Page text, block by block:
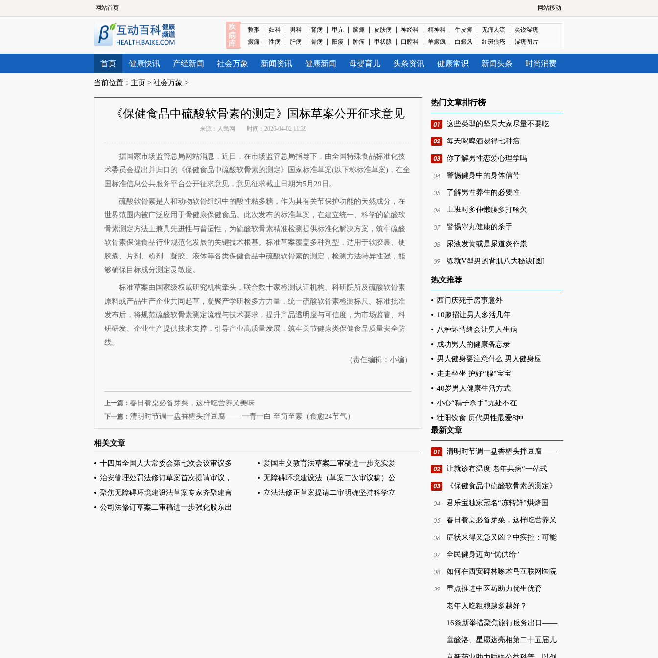
网站首页 网站移动
整形 | 妇科 | 男科 | 肾病 | 甲亢 | 脑瘫 | 皮肤病 | 神经科 | 精神科 | 牛皮癣 | 无痛人流 |
尖锐湿疣
癫痫
| 性病 | 肝病 | 骨病 | 阳痿 | 肿瘤 | 甲状腺 | 口腔科 | 羊癫疯 | 白癜风 | 红斑狼疮 | 湿疣图片
首页 健康快讯 产经新闻 社会万象 新闻资讯 健康新闻 母婴育儿 头条资讯 健康常识 新闻头条 时尚消费
当前位置： 主页 > 社会万象 >
《保健食品中硫酸软骨素的测定》国标草案公开征求意见
来源： 人民网 时间：2026-04-02 11:39
据国家市场监管总局网站消息，近日，在市场监管总局指导下，由全国特殊食品标准化技
术委员会提出并归口的《保健食品中硫酸软骨素的测定》国家标准草案(以下称标准草案)，在全
国标准信息公共服务平台公开征求意见，意见征求截止日期为5月29日。
硫酸软骨素是人和动物软骨组织中的酸性粘多糖，作为具有关节保护功能的天然成分，在
世界范围内被广泛应用于骨健康保健食品。此次发布的标准草案，在建立统一、科学的硫酸软
骨素测定方法上兼具先进性与普适性，为硫酸软骨素精准检测提供标准化解决方案，筑牢硫酸
软骨素保健食品行业规范化发展的关键技术根基。标准草案覆盖多种剂型，适用于软胶囊、硬
胶囊、片剂、粉剂、凝胶、液体等各类保健食品中硫酸软骨素的测定，检测方法特异性强，能
够确保目标成分测定灵敏度。
标准草案由国家级权威研究机构牵头，联合数十家检测认证机构、科研院所及硫酸软骨素
原料或产品生产企业共同起草，凝聚产学研检多方力量，统一硫酸软骨素检测标尺。标准批准
发布后，将规范硫酸软骨素测定流程与技术要求，提升产品透明度与可信度，为市场监管、科
研研发、企业生产提供技术支撑，引导产业高质量发展，筑牢关节健康类保健食品质量安全防
线。
（责任编辑：小编）
上一篇： 春日餐桌必备芽菜，这样吃营养又美味
下一篇： 清明时节调一盘香椿头拌豆腐—— 一青一白 至简至素（食愈24节气）
相关文章
十四届全国人大常委会第七次会议审议多
爱国主义教育法草案二审稿进一步充实爱
治安管理处罚法修订草案首次提请审议，
无障碍环境建设法（草案二次审议稿）公
聚焦无障碍环境建设法草案专家齐聚建言
立法法修正草案提请二审明确坚持科学立
公司法修订草案二审稿进一步强化股东出
热门文章排行榜
这些类型的坚果大家尽量不要吃
每天喝啤酒易得七种癌
你了解男性恋爱心理学吗
警惕健身中的身体信号
了解男性养生的必要性
上班时多伸懒腰多打哈欠
警惕睾丸健康的杀手
尿液发黄或是尿道炎作祟
练就V型男的背肌八大秘诀[图]
热文推荐
西门庆死于房事意外
10趣招让男人多活几年
八种坏情绪会让男人生病
成功男人的健康备忘录
男人健身要注意什么 男人健身应
走走坐坐 护好“腺”宝宝
40岁男人健康生活方式
小心“精子杀手”无处不在
壮阳饮食 历代男性最爱8种
最新文章
清明时节调一盘香椿头拌豆腐——
让就诊有温度 老年共病“一站式
《保健食品中硫酸软骨素的测定》
君乐宝独家冠名“冻转鲜”烘焙国
春日餐桌必备芽菜，这样吃营养又
症状来得又急又凶？中疾控：可能
全民健身迈向“优供给”
如何在西安碑林啄术鸟互联网医院
重点推进中医药助力优生优育
老年人吃粗粮越多越好？
16条新举措聚焦旅行服务出口——
童酸洛、星愿达亮相第二十五届儿